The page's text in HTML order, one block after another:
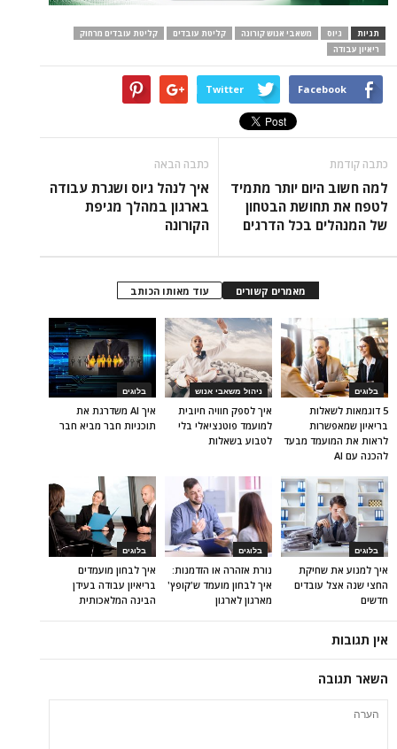
תגיות גיוס משאבי אנוש קורונה קליטת עובדים
קליטת עובדים מרחוק
ריאיון עבודה
Facebook
Twitter
כתבה קודמת
למה חשוב היום יותר מתמיד
לטפח את תחושת הבטחון
של המנהלים בכל הדרגים
כתבה הבאה
איך לנהל גיוס ושגרת עבודה
בארגון במהלך מגיפת
הקורונה
מאמרים קשורים עוד מאותו הכותב
בלוגים
איך AI משדרגת את
תוכניות חבר מביא חבר
ניהול משאבי אנוש
איך לספק חוויה חיובית
למועמד פוטנציאלי בלי
לטבוע בשאלות
בלוגים
5 דוגמאות לשאלות
בריאיון שמאפשרות
לראות את המועמד מבעד
להכנה עם AI
בלוגים
איך לבחון מועמדים
בריאיון עבודה בעידן
הבינה המלאכותית
בלוגים
נורת אזהרה או הזדמנות:
איך לבחון מועמד ש'קופץ'
מארגון לארגון
בלוגים
איך למנוע את שחיקת
החצי שנה אצל עובדים
חדשים
אין תגובות
השאר תגובה